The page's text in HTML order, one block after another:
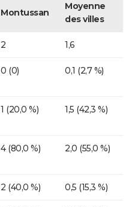
Montussan
Moyenne
des villes
2 1,6
0 (0) 0,1 (2,7 %)
1 (20,0 %) 1,5 (42,3 %)
4 (80,0 %) 2,0 (55,0 %)
2 (40,0 %) 0,5 (15,3 %)